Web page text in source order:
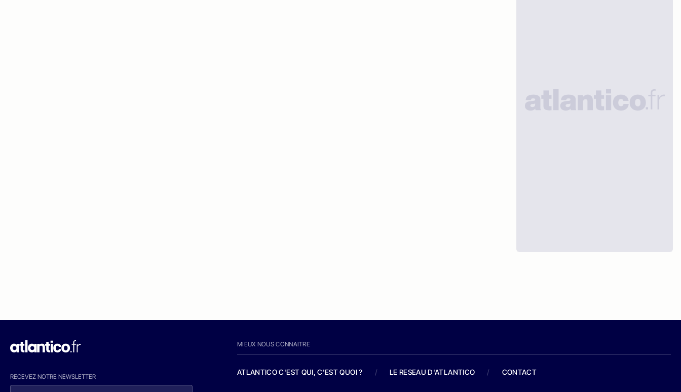
RECEVEZ NOTRE NEWSLETTER
MIEUX NOUS CONNAITRE
ATLANTICO C'EST QUI, C'EST QUOI ? / LE RESEAU D'ATLANTICO / CONTACT